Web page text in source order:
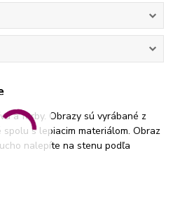
a farby. Obrazy sú vyrábané z
s lepiacim materiálom. Obraz
nalepíte na stenu podľa